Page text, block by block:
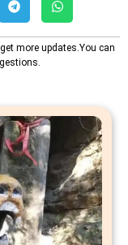
more updates.You can